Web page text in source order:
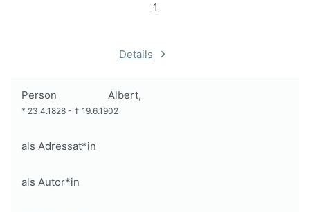
1
Details
Person Albert,
* 23.4.1828 - † 19.6.1902
als Adressat*in
als Autor*in